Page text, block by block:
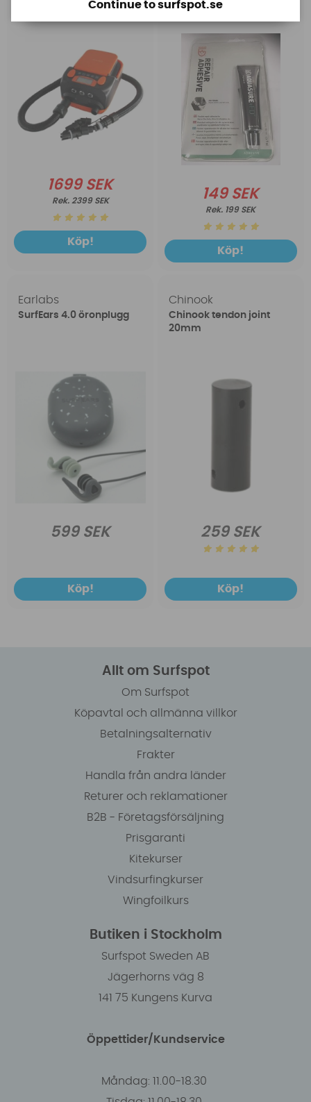
1699 SEK
2399 SEK
Köp!
149 SEK
199 SEK
Köp!
Earlabs
SurfEars 4.0 öronplugg
599 SEK
Köp!
Chinook
Chinook tendon joint
20mm
259 SEK
Köp!
Allt om Surfspot
Om Surfspot
Köpavtal och allmänna villkor
Betalningsalternativ
Frakter
Handla från andra länder
Returer och reklamationer
B2B - Företagsförsäljning
Prisgaranti
Kitekurser
Vindsurfingkurser
Wingfoilkurs
Butiken i Stockholm
Surfspot Sweden AB
Jägerhorns väg 8
141 75 Kungens Kurva
Öppettider/Kundservice
Måndag: 11.00-18.30
Continue to surfspot.se